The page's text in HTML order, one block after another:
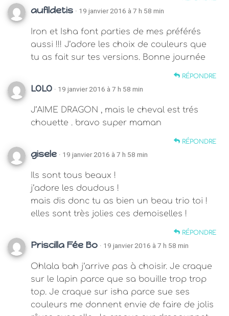
aufildetis · 19 janvier 2016 à 7 h 58 min
Iron et Isha font parties de mes préférés
aussi !!! J’adore les choix de couleurs que
tu as fait sur tes versions. Bonne journée
RÉPONDRE
LOLO · 19 janvier 2016 à 7 h 58 min
J’AIME DRAGON , mais le cheval est trés
chouette . bravo super maman
RÉPONDRE
gisele · 19 janvier 2016 à 7 h 58 min
Ils sont tous beaux !
j’adore les doudous !
mais dis donc tu as bien un beau trio toi !
elles sont très jolies ces demoiselles !
RÉPONDRE
Priscilla Fée Bo · 19 janvier 2016 à 7 h 58 min
Ohlala bah j’arrive pas à choisir. Je craque
sur le lapin parce que sa bouille trop trop
top. Je craque sur isha parce sue ses
couleurs me donnent envie de faire de jolis